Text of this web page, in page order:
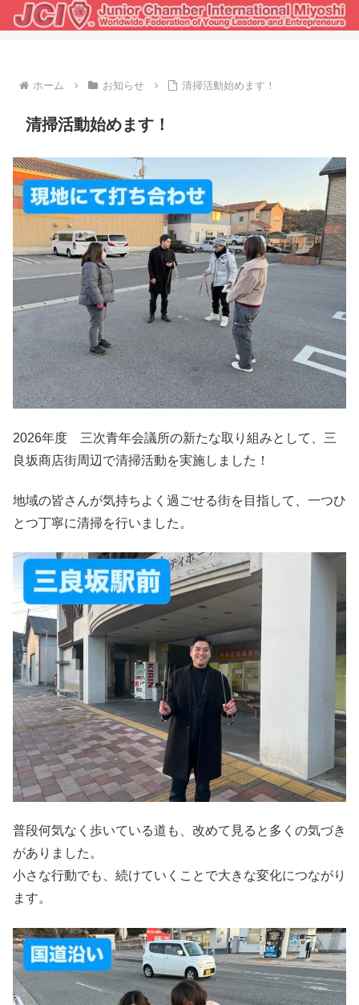
ホーム お知らせ 清掃活動始めます！
清掃活動始めます！
2026年度 三次青年会議所の新たな取り組みとして、三
良坂商店街周辺で清掃活動を実施しました！
地域の皆さんが気持ちよく過ごせる街を目指して、一つひ
とつ丁寧に清掃を行いました。
普段何気なく歩いている道も、改めて見ると多くの気づき
がありました。
小さな行動でも、続けていくことで大きな変化につながり
ます。